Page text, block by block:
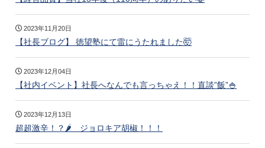
2023年11月20日
【社長ブログ】 徳望塾にて雷にうたれました🤯
2023年12月04日
【社内イベント】社長へなんでも言っちゃえ！！直談”飯”🍚
2023年12月13日
超超激辛！？🌶 ジョロキア胡椒！！！